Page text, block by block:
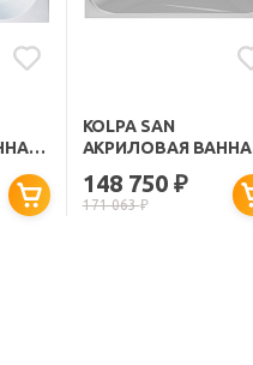
С
KOLPA SAN
АКРИЛОВАЯ ВАННА
STRING STANDART
150Х70
148 750 ₽
171 063₽